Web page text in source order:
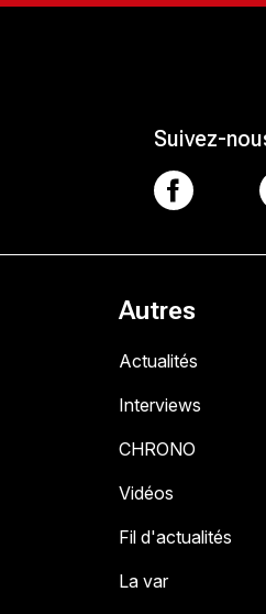
Suivez-
Autres
Actualités
Interviews
CHRONO
Vidéos
Fil d'actualités
La var